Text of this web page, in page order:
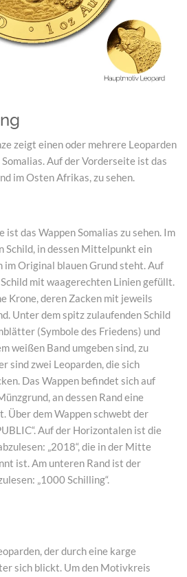
zeigt einen oder mehrere Leoparden
Auf der Vorderseite ist das
im Osten Afrikas, zu sehen.
ist das Wappen Somalias zu sehen. Im
Schild, in dessen Mittelpunkt ein
im Original blauen Grund steht. Auf
mit waagerechten Linien gefüllt.
Krone, deren Zacken mit jeweils
Unter dem spitz zulaufenden Schild
(Symbole des Friedens) und
weißen Band umgeben sind, zu
sind zwei Leoparden, die sich
Das Wappen befindet sich auf
an dessen Rand eine
Über dem Wappen schwebt der
Auf der Horizontalen ist die
„2018“, die in der Mitte
ist. Am unteren Rand ist der
„1000 Schilling“.
der durch eine karge
sich blickt. Um den Motivkreis